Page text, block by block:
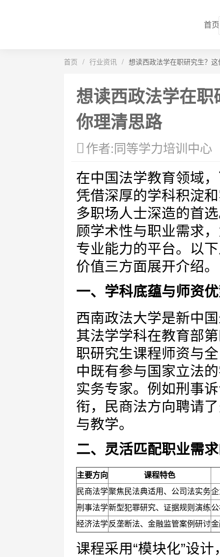
首页
首页 / 行业资讯 / 想读西政法学在职研究生？
想读西政法学在
你理清思路
作者:同等学力培训中心
在中国法学教育领域，
凭借深厚的学科积淀
多职场人士深造的首
顾学术性与职业需求
专业能力的平台。以
价值三方面展开介绍。
一、学科底蕴与师资
西南政法大学是新中
其法学学科在教育部
职研究生课程师资与
中既有参与国家立法
实务专家。例如刑事
衔，民商法方向聘请
与教学。
二、灵活匹配职业需
主要方向
课程特色
民商法学聚焦民法典适用、公司法实务
刑事法学新型犯罪研究、证据规则演练
经济法学反垄断法、金融监管案例研讨
课程采用“模块化”设